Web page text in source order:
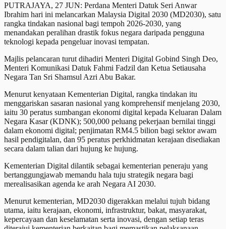
PUTRAJAYA, 27 JUN: Perdana Menteri Datuk Seri Anwar
Ibrahim hari ini melancarkan Malaysia Digital 2030 (MD2030), satu
rangka tindakan nasional bagi tempoh 2026-2030, yang
menandakan peralihan drastik fokus negara daripada pengguna
teknologi kepada pengeluar inovasi tempatan.
Majlis pelancaran turut dihadiri Menteri Digital Gobind Singh Deo,
Menteri Komunikasi Datuk Fahmi Fadzil dan Ketua Setiausaha
Negara Tan Sri Shamsul Azri Abu Bakar.
Menurut kenyataan Kementerian Digital, rangka tindakan itu
menggariskan sasaran nasional yang komprehensif menjelang 2030,
iaitu 30 peratus sumbangan ekonomi digital kepada Keluaran Dalam
Negara Kasar (KDNK); 500,000 peluang pekerjaan bernilai tinggi
dalam ekonomi digital; penjimatan RM4.5 bilion bagi sektor awam
hasil pendigitalan, dan 95 peratus perkhidmatan kerajaan disediakan
secara dalam talian dari hujung ke hujung.
Kementerian Digital dilantik sebagai kementerian peneraju yang
bertanggungjawab memandu hala tuju strategik negara bagi
merealisasikan agenda ke arah Negara AI 2030.
Menurut kementerian, MD2030 digerakkan melalui tujuh bidang
utama, iaitu kerajaan, ekonomi, infrastruktur, bakat, masyarakat,
kepercayaan dan keselamatan serta inovasi, dengan setiap teras